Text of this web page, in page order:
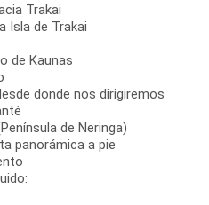
Trakai
Isla de Trakai
de Kaunas
donde nos dirigiremos
de Neringa)
panorámica a pie